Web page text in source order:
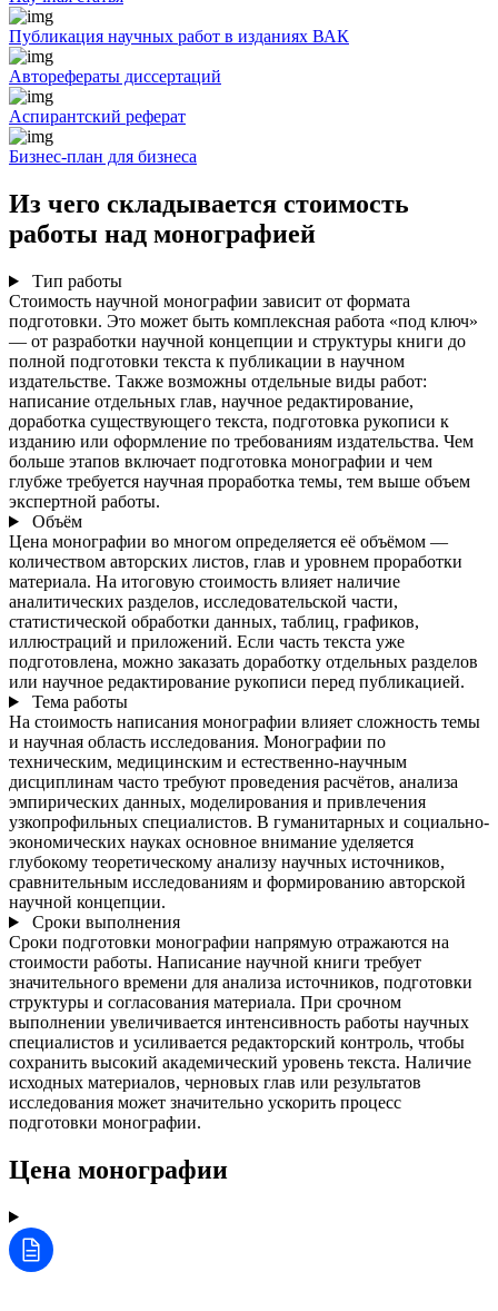
Публикация научных работ в изданиях ВАК
Авторефераты диссертаций
Аспирантский реферат
Бизнес-план для бизнеса
Из чего складывается стоимость
работы над монографией
Тип работы
Стоимость научной монографии зависит от формата
подготовки. Это может быть комплексная работа «под ключ»
— от разработки научной концепции и структуры книги до
полной подготовки текста к публикации в научном
издательстве. Также возможны отдельные виды работ:
написание отдельных глав, научное редактирование,
доработка существующего текста, подготовка рукописи к
изданию или оформление по требованиям издательства. Чем
больше этапов включает подготовка монографии и чем
глубже требуется научная проработка темы, тем выше объем
экспертной работы.
Объём
Цена монографии во многом определяется её объёмом —
количеством авторских листов, глав и уровнем проработки
материала. На итоговую стоимость влияет наличие
аналитических разделов, исследовательской части,
статистической обработки данных, таблиц, графиков,
иллюстраций и приложений. Если часть текста уже
подготовлена, можно заказать доработку отдельных разделов
или научное редактирование рукописи перед публикацией.
Тема работы
На стоимость написания монографии влияет сложность темы
и научная область исследования. Монографии по
техническим, медицинским и естественно-научным
дисциплинам часто требуют проведения расчётов, анализа
эмпирических данных, моделирования и привлечения
узкопрофильных специалистов. В гуманитарных и социально-
экономических науках основное внимание уделяется
глубокому теоретическому анализу научных источников,
сравнительным исследованиям и формированию авторской
научной концепции.
Сроки выполнения
Сроки подготовки монографии напрямую отражаются на
стоимости работы. Написание научной книги требует
значительного времени для анализа источников, подготовки
структуры и согласования материала. При срочном
выполнении увеличивается интенсивность работы научных
специалистов и усиливается редакторский контроль, чтобы
сохранить высокий академический уровень текста. Наличие
исходных материалов, черновых глав или результатов
исследования может значительно ускорить процесс
подготовки монографии.
Цена монографии